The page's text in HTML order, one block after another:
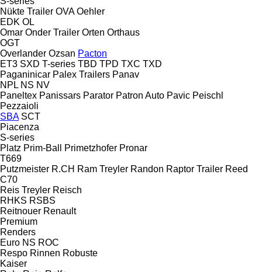
Nükte Trailer OVA Oehler
EDK OL
Omar Onder Trailer Orten Orthaus
OGT
Overlander Ozsan Pacton
ET3 SXD T-series TBD TPD TXC TXD
Paganinicar Palex Trailers Panav
NPL NS NV
Paneltex Panissars Parator Patron Auto Pavic Peischl
Pezzaioli
SBA SCT
Piacenza
S-series
Platz Prim-Ball Primetzhofer Pronar
T669
Putzmeister R.CH Ram Treyler Randon Raptor Trailer Reed
C70
Reis Treyler Reisch
RHKS RSBS
Reitnouer Renault
Premium
Renders
Euro NS ROC
Respo Rinnen Robuste
Kaiser